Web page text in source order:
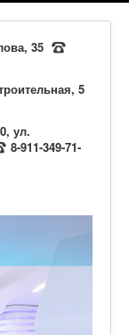
35
5
ул.
8-911-349-71-